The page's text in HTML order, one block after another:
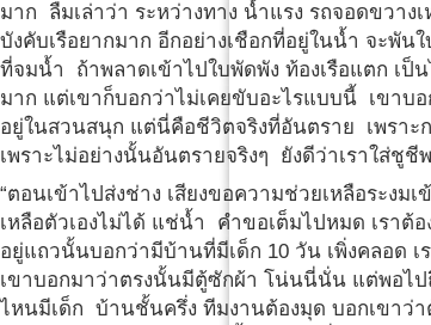
มาก ลืมเล่าว่า ระหว่างทาง น้ำแรง รถจอดขวา
บังคับเรือยากมาก อีกอย่างเชือกที่อยู่ในน้ำ จะพัน
ที่จมน้ำ ถ้าพลาดเข้าไปใบพัดพัง ท้องเรือแตก เป็
มาก แต่เขาก็บอกว่าไม่เคยขับอะไรแบบนี้ เขาบ
อยู่ในสวนสนุก แต่นี่คือชีวิตจริงที่อันตราย เพราะก
เพราะไม่อย่างนั้นอันตรายจริงๆ ยังดีว่าเราใส่ชูชีพ
“ตอนเข้าไปส่งช่าง เสียงขอความช่วยเหลือระง
เหลือตัวเองไม่ได้ แช่น้ำ คำขอเต็มไปหมด เราต้
อยู่แถวนั้นบอกว่ามีบ้านที่มีเด็ก 10 วัน เพิ่งคลอด
เขาบอกมาว่าตรงนั้นมีตู้ซักผ้า โน่นนี่นั่น แต่พอไป
ไหนมีเด็ก บ้านชั้นครึ่ง ทีมงานต้องมุด บอกเขาว่